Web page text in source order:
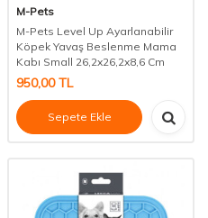
M-Pets
M-Pets Level Up Ayarlanabilir
Köpek Yavaş Beslenme Mama
Kabı Small 26,2x26,2x8,6 Cm
950,00TL
Sepete Ekle